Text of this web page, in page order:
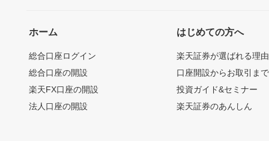
ホーム
総合口座ログイン
総合口座の開設
楽天FX口座の開設
法人口座の開設
はじめての方へ
楽天証券が選ばれる理由
口座開設からお取引ま
投資ガイド&セミナー
楽天証券のあんしん